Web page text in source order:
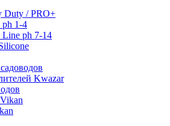
Duty / PRO+
1-4
ph 7-14
Kwazar